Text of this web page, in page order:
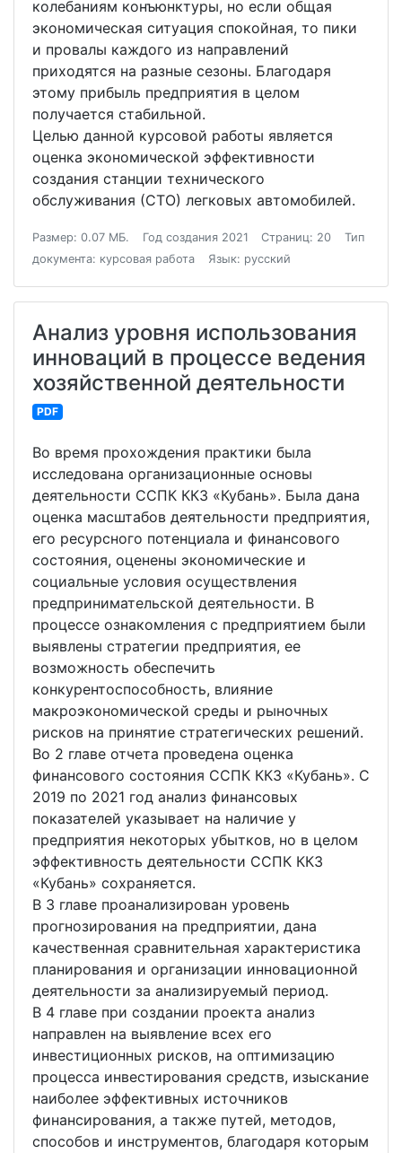
колебаниям конъюнктуры, но если общая
экономическая ситуация спокойная, то пики
и провалы каждого из направлений
приходятся на разные сезоны. Благодаря
этому прибыль предприятия в целом
получается стабильной.
Целью данной курсовой работы является
оценка экономической эффективности
создания станции технического
обслуживания (СТО) легковых автомобилей.
Размер: 0.07 МБ. Год создания 2021 Страниц: 20
Тип
документа: курсовая работа
Язык: русский
Анализ уровня использования
инноваций в процессе ведения
хозяйственной деятельности
PDF
Во время прохождения практики была
исследована организационные основы
деятельности ССПК ККЗ «Кубань». Была дана
оценка масштабов деятельности предприятия,
его ресурсного потенциала и финансового
состояния, оценены экономические и
социальные условия осуществления
предпринимательской деятельности. В
процессе ознакомления с предприятием были
выявлены стратегии предприятия, ее
возможность обеспечить
конкурентоспособность, влияние
макроэкономической среды и рыночных
рисков на принятие стратегических решений.
Во 2 главе отчета проведена оценка
финансового состояния ССПК ККЗ «Кубань». С
2019 по 2021 год анализ финансовых
показателей указывает на наличие у
предприятия некоторых убытков, но в целом
эффективность деятельности ССПК ККЗ
«Кубань» сохраняется.
В 3 главе проанализирован уровень
прогнозирования на предприятии, дана
качественная сравнительная характеристика
планирования и организации инновационной
деятельности за анализируемый период.
В 4 главе при создании проекта анализ
направлен на выявление всех его
инвестиционных рисков, на оптимизацию
процесса инвестирования средств, изыскание
наиболее эффективных источников
финансирования, а также путей, методов,
способов и инструментов, благодаря которым